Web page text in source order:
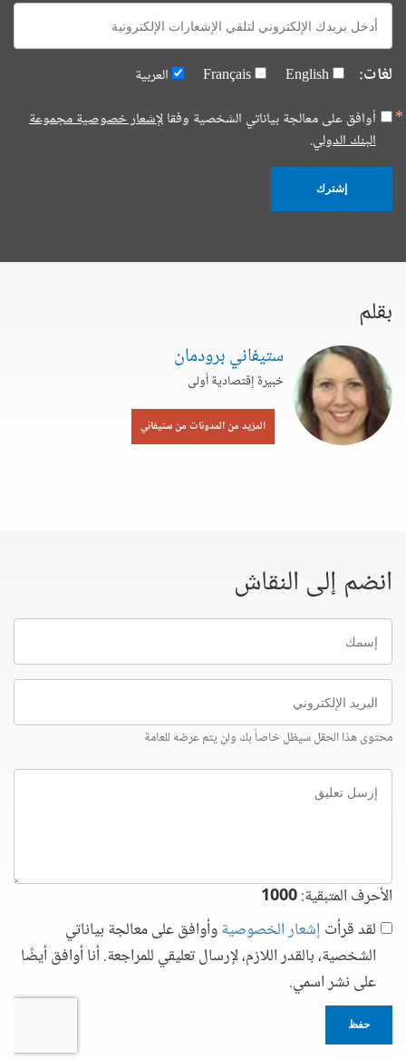
E-
mail:
لغات: English
Français
العربية
أوافق على معالجة بياناتي الشخصية وفقالإشعار خصوصية مجموعة
البنك الدولي.
إشترك
بقلم
ستيفاني برودمان
خبيرة إقتصادية أولى
المزيد من المدونات من ستيفاني
انضم إلى النقاش
إسمك
البريد
الإلكتروني
محتوى هذا الحقل سيظل خاصاً بك ولن يتم عرضه للعامة
إرسل
تعليق
الأحرف المتبقية:1000
لقد قرأت إشعار الخصوصيةوأوافق على معالجة بياناتي
الشخصية، بالقدر اللازم، لإرسال تعليقي للمراجعة. أنا أوافق أيضًا
على نشر اسمي.
حفظ